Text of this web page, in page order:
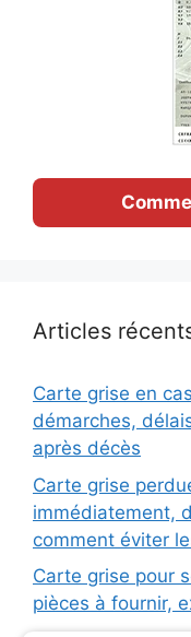
Articles
Carte grise en
démarches,
après décès
Carte grise
immédiatement,
comment éviter
Carte grise pour
pièces à fournir,